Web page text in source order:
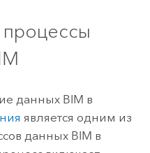
данных BIM в
является одним из
данных BIM в